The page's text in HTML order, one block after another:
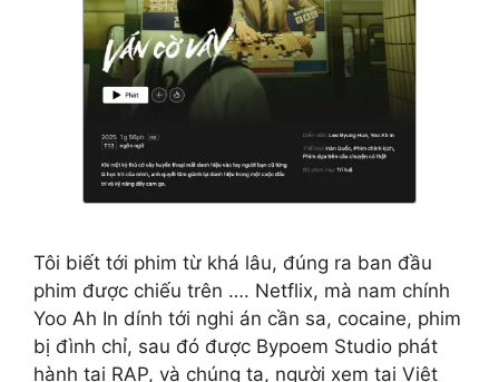
Tôi biết tới phim từ khá lâu, đúng ra ban đầu
phim được chiếu trên …. Netflix, mà nam chính
Yoo Ah In dính tới nghi án cần sa, cocaine, phim
bị đình chỉ, sau đó được Bypoem Studio phát
hành tại RẠP, và chúng ta, người xem tại Việt